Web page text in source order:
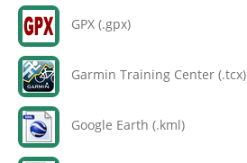
GPX (.gpx)
Garmin Training Center (.tcx)
Google Earth (.kml)